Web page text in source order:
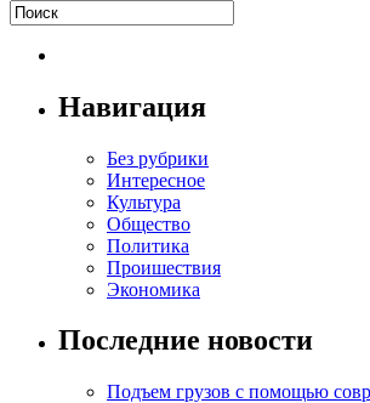
Навигация
Без рубрики
Интересное
Культура
Общество
Политика
Проишествия
Экономика
Последние новости
Подъем грузов с помощью